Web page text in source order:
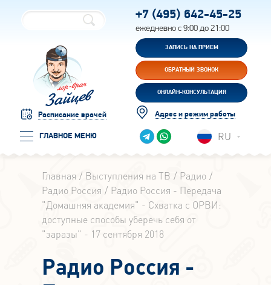
Расписание врачей
ГЛАВНОЕ МЕНЮ
+7 (495) 642-45-25
ежедневно с 9:00 до 21:00
ЗАПИСЬ НА ПРИЕМ
ОБРАТНЫЙ ЗВОНОК
ОНЛАЙН-КОНСУЛЬТАЦИЯ
Адрес и режим работы
RU
Главная Выступления на ТВ
Радио
Радио Россия
Радио Россия - Передача
"Домашняя академия" - Схватка с ОРВИ:
доступные способы уберечь себя от
"заразы" - 17 сентября 2018
Радио Россия -